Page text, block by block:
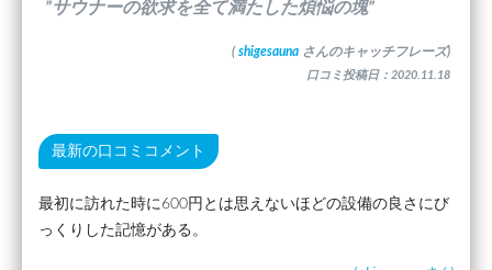
”サウナーの欲求を全て満たした煩悩の塊”
( shigesauna さんのキャッチフレーズ)
口コミ投稿日：2020.11.18
最新の口コミコメント
最初に訪れた時に600円とは思えないほどの設備の良さにび
っくりした記憶がある。